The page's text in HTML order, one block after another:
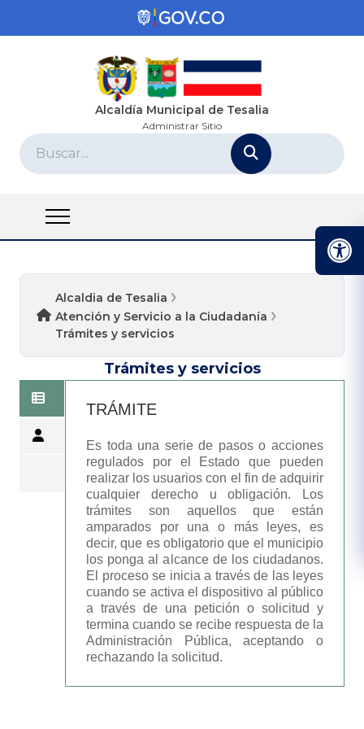
Alcaldía Municipal de Tesalia
Administrar Sitio
Alcaldia de Tesalia
Atención y Servicio a la Ciudadanía
Trámites y servicios
Trámites y servicios
TRÁMITE
Es toda una serie de pasos o acciones
regulados por el Estado que pueden
realizar los usuarios con el fin de adquirir
cualquier derecho u obligación. Los
trámites son aquellos que están
amparados por una o más leyes, es
decir, que es obligatorio que el municipio
los ponga al alcance de los ciudadanos.
El proceso se inicia a través de las leyes
cuando se activa el dispositivo al público
a través de una petición o solicitud y
termina cuando se recibe respuesta de la
Administración Pública, aceptando o
rechazando la solicitud.